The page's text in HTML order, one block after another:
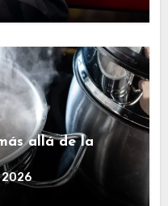
allá de la